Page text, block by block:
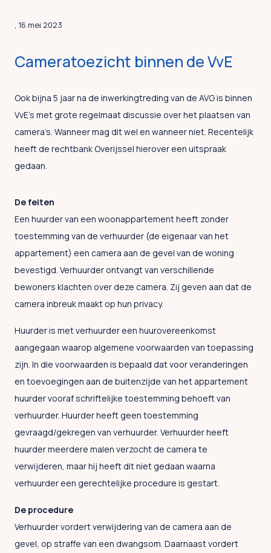
, 16 mei 2023
Cameratoezicht binnen de VvE
Ook bijna 5 jaar na de inwerkingtreding van de AVG is binnen
VvE’s met grote regelmaat discussie over het plaatsen van
camera’s. Wanneer mag dit wel en wanneer niet. Recentelijk
heeft de rechtbank Overijssel hierover een uitspraak
gedaan.
De feiten
Een huurder van een woonappartement heeft zonder
toestemming van de verhuurder (de eigenaar van het
appartement) een camera aan de gevel van de woning
bevestigd. Verhuurder ontvangt van verschillende
bewoners klachten over deze camera. Zij geven aan dat de
camera inbreuk maakt op hun privacy.
Huurder is met verhuurder een huurovereenkomst
aangegaan waarop algemene voorwaarden van toepassing
zijn. In die voorwaarden is bepaald dat voor veranderingen
en toevoegingen aan de buitenzijde van het appartement
huurder vooraf schriftelijke toestemming behoeft van
verhuurder. Huurder heeft geen toestemming
gevraagd/gekregen van verhuurder. Verhuurder heeft
huurder meerdere malen verzocht de camera te
verwijderen, maar hij heeft dit niet gedaan waarna
verhuurder een gerechtelijke procedure is gestart.
De procedure
Verhuurder vordert verwijdering van de camera aan de
gevel, op straffe van een dwangsom. Daarnaast vordert